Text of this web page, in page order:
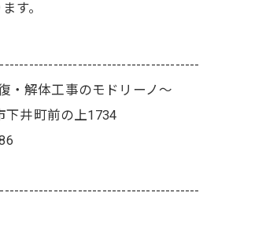
す。
・解体工事のモドリーノ～
下井町前の上1734